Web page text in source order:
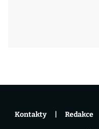
Kontakty Redakce